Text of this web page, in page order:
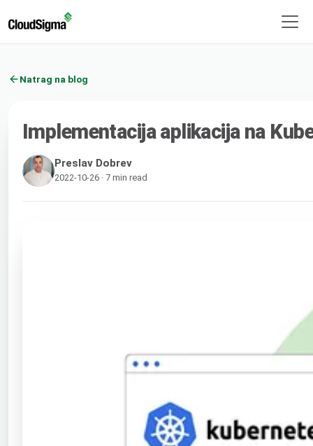
Natrag na blog
Implementacija aplikacija na
Preslav Dobrev
2022-10-26 · 7 min read